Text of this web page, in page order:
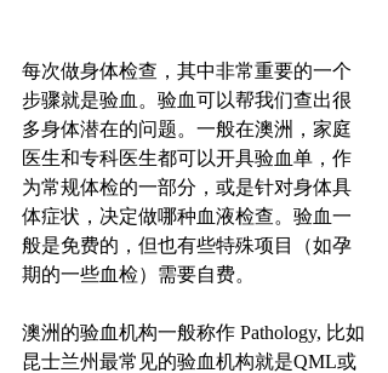
每次做身体检查，其中非常重要的一个
步骤就是验血。验血可以帮我们查出很
多身体潜在的问题。一般在澳洲，家庭
医生和专科医生都可以开具验血单，作
为常规体检的一部分，或是针对身体具
体症状，决定做哪种血液检查。验血一
般是免费的，但也有些特殊项目（如孕
期的一些血检）需要自费。
澳洲的验血机构一般称作 Pathology, 比如
昆士兰州最常见的验血机构就是QML或